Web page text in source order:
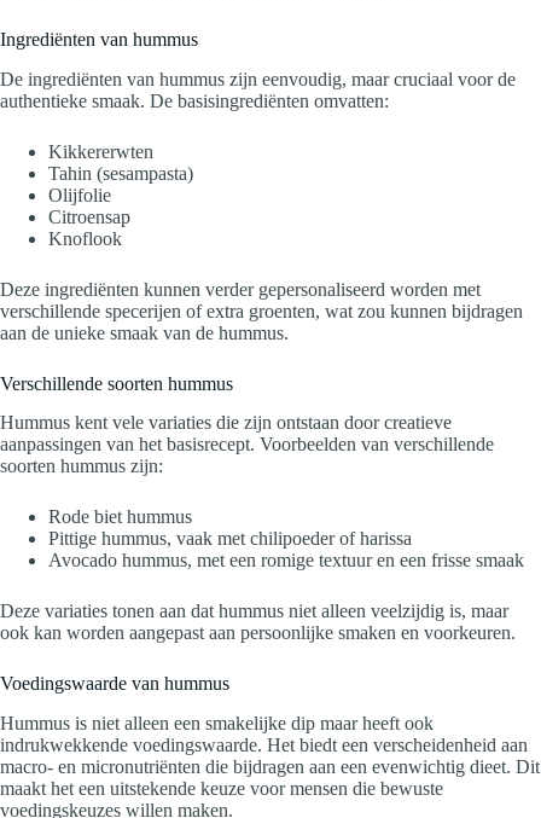
Ingrediënten van hummus
De ingrediënten van hummus zijn eenvoudig, maar cruciaal voor de
authentieke smaak. De basisingrediënten omvatten:
Kikkererwten
Tahin (sesampasta)
Olijfolie
Citroensap
Knoflook
Deze ingrediënten kunnen verder gepersonaliseerd worden met
verschillende specerijen of extra groenten, wat zou kunnen bijdragen
aan de unieke smaak van de hummus.
Verschillende soorten hummus
Hummus kent vele variaties die zijn ontstaan door creatieve
aanpassingen van het basisrecept. Voorbeelden van verschillende
soorten hummus zijn:
Rode biet hummus
Pittige hummus, vaak met chilipoeder of harissa
Avocado hummus, met een romige textuur en een frisse smaak
Deze variaties tonen aan dat hummus niet alleen veelzijdig is, maar
ook kan worden aangepast aan persoonlijke smaken en voorkeuren.
Voedingswaarde van hummus
Hummus is niet alleen een smakelijke dip maar heeft ook
indrukwekkende voedingswaarde. Het biedt een verscheidenheid aan
macro- en micronutriënten die bijdragen aan een evenwichtig dieet. Dit
maakt het een uitstekende keuze voor mensen die bewuste
voedingskeuzes willen maken.